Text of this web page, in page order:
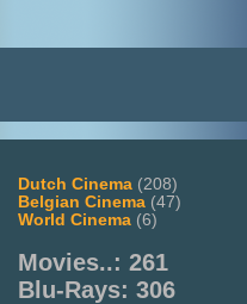
Dutch Cinema (208)
Belgian Cinema (47)
World Cinema (6)
Movies..: 261
Blu-Rays: 306